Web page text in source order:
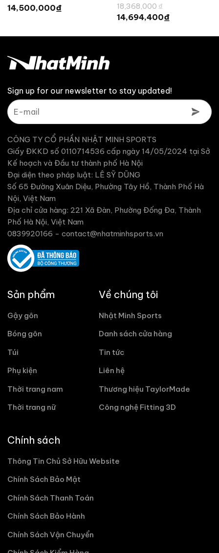
14,500,000₫
TaylorMade (Black)
18,368,000 ₫
gốc
là:
14,694,400₫
là:
Sign up for our newsletter to stay updated!
CÔNG TY CỔ PHẦN NHẬT MINH SPORTS
Giấy ĐKKD số 0110714536 cấp ngày 14/05/2024 tại Sở
Kế hoạch và Đầu tư thành phố Hà Nội
Đại diện theo pháp luật: LÊ SỸ DŨNG
Số 65 Đường Xuân Diệu, Phường Tây Hồ, Thành Phố Hà
Nội, Việt Nam
Địa chỉ cửa hàng: 221 Xã Đàn, Phường Đống Đa, Thành
Phố Hà Nội, Việt Nam
0839920166 - contact@nhatminhsports.vn
Sản phẩm
Gậy gôn
Bóng gôn
Túi
Phụ kiện
Thời trang nam
Thời trang nữ
Về chúng tôi
Nhật Minh Sports
Danh sách cửa hàng
Tin tức
Liên hệ
Thương hiệu TaylorMade
Công nghệ Fitting 3D
Chính sách
Thông Tin Chủ Sở Hữu Website
Chính Sách Bảo Mật
Chính Sách Thanh Toán
Chính Sách Bảo Hành
Chính Sách Vận Chuyển